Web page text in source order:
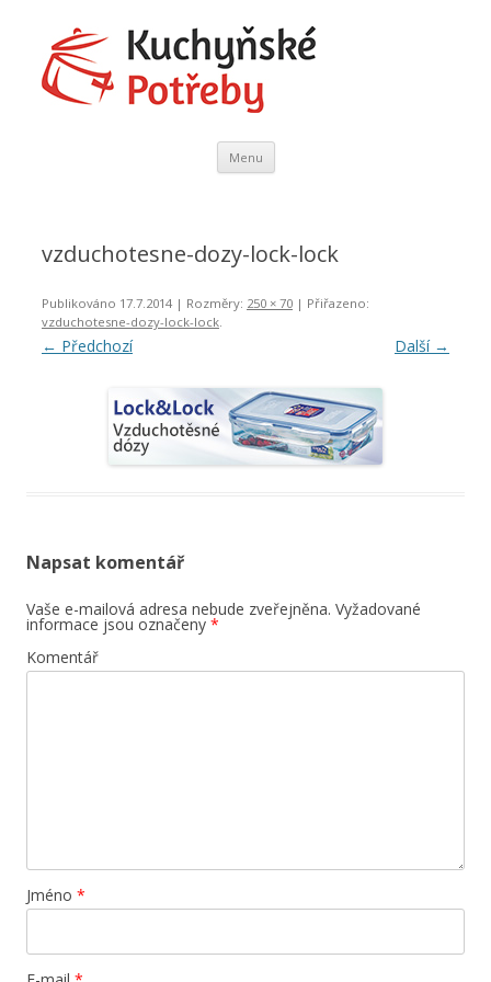
Menu Přejít
obsahu
vzduchotesne-dozy-lock-lock
Publikováno 17.7.2014 | Rozměry: 250 × 70 | Přiřazeno:
vzduchotesne-dozy-lock-lock.
← Předchozí Další →
Napsat komentář
Vaše e-mailová adresa nebude zveřejněna. Vyžadované
informace jsou označeny *
Komentář
Jméno *